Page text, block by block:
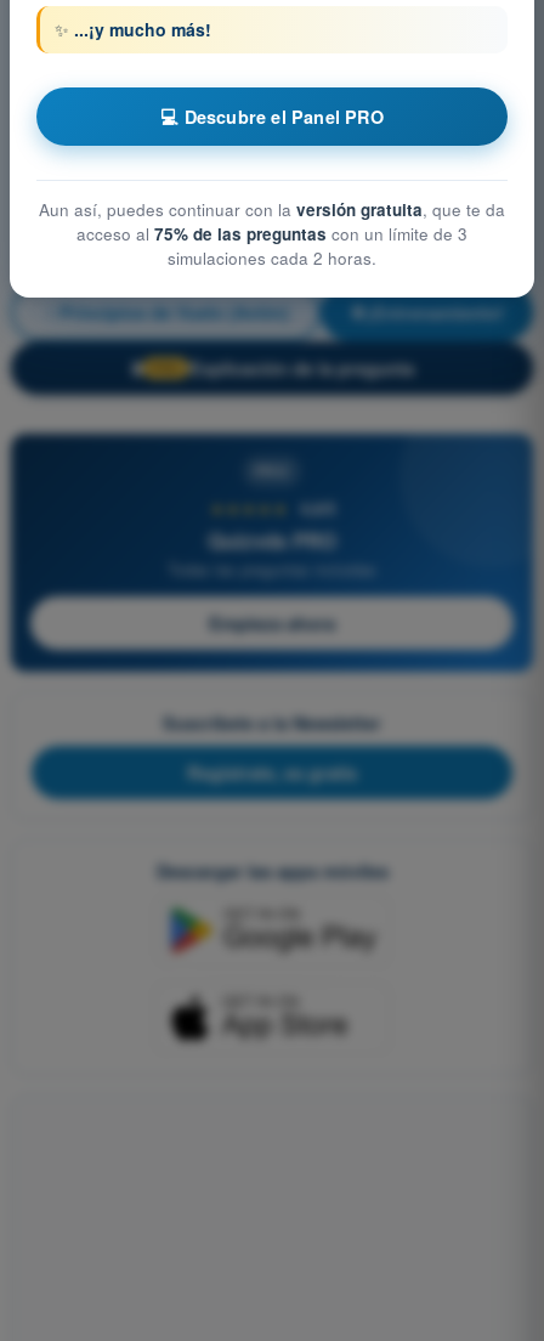
¡Entrenamiento!
🔒 Explicación de la pregunta
4,6/5
Quizvds PRO
Empieza ahora
Suscríbete a la Newsletter
Regístrate, es gratis
Descargar las apps móviles
✨ ...¡y mucho más!
💻 Descubre el Panel PRO
Aun así, puedes continuar con la versión gratuita, que te da
acceso al 75% de las preguntas con un límite de 3
simulaciones cada 2 horas.